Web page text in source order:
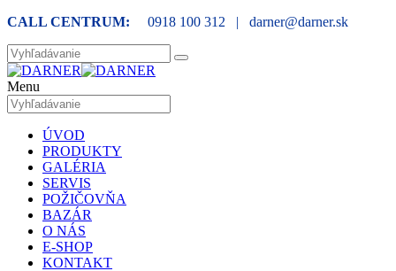
CALL CENTRUM: 0918 100 312 | darner@darner.sk
Menu
ÚVOD
PRODUKTY
GALÉRIA
SERVIS
POŽIČOVŇA
BAZÁR
O NÁS
E-SHOP
KONTAKT